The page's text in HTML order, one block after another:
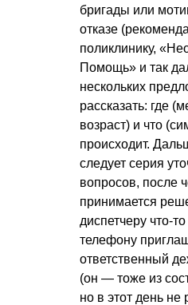
бригады или
отказе
поликлинику,
Помощь» и так
нескольких
рассказать: где
возраст) и что
происходит.
следует серия
вопросов, после
принимается
диспетчеру что-
телефону
ответственный
(он — тоже из
но в этот день не